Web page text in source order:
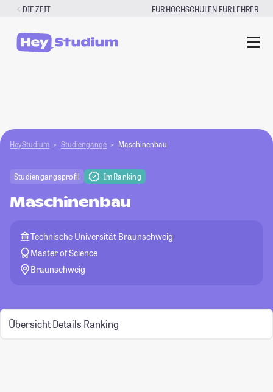
Zum
springen
DIE ZEIT FÜR HOCHSCHULEN|FÜR LEHRER
HeyStudium Studiengänge Maschinenbau
Studiengangsprofil Im Ranking
Maschinenbau
Technische Universität Braunschweig
Master of Science
Braunschweig
Übersicht Details Ranking